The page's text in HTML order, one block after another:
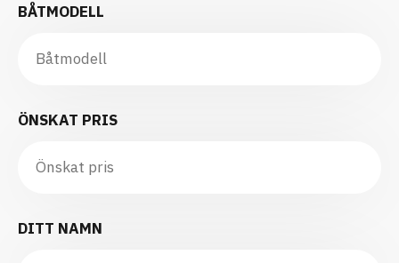
BÅTMODELL
ÖNSKAT PRIS
DITT NAMN